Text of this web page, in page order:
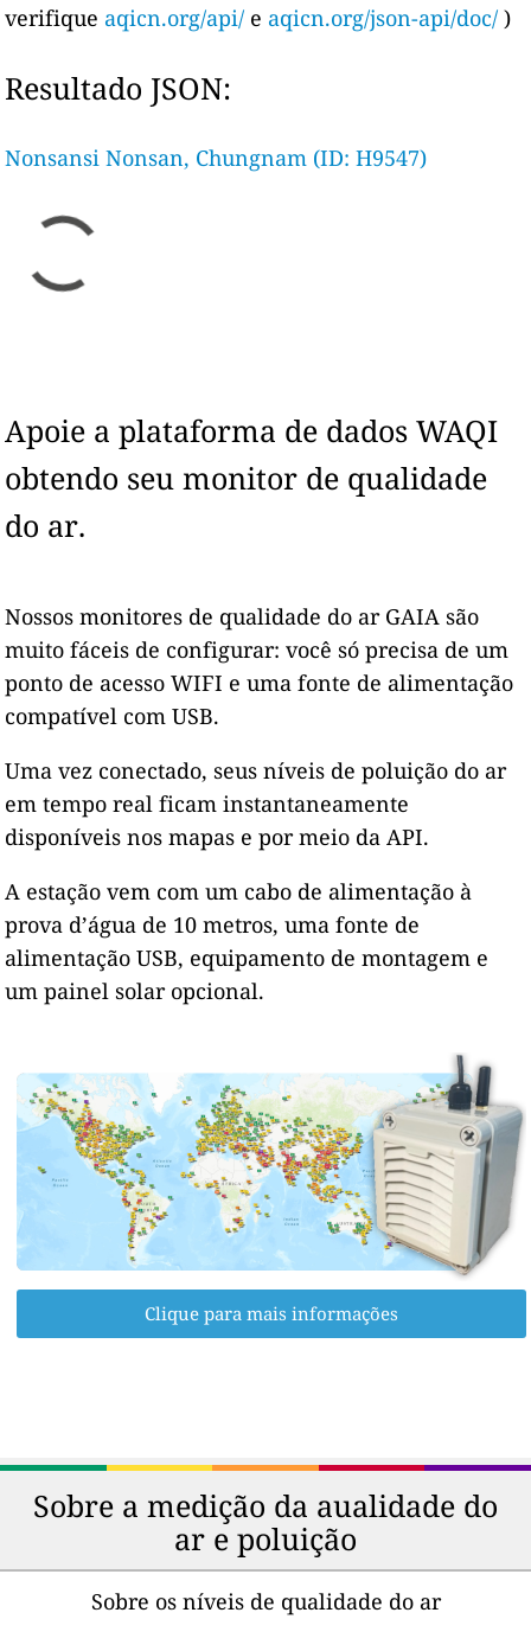
verifique aqicn.org/api/ e aqicn.org/json-api/doc/ )
Resultado JSON:
Nonsansi Nonsan, Chungnam (ID: H9547)
Apoie a plataforma de dados WAQI
obtendo seu monitor de qualidade
do ar.
Nossos monitores de qualidade do ar GAIA são
muito fáceis de configurar: você só precisa de um
ponto de acesso WIFI e uma fonte de alimentação
compatível com USB.
Uma vez conectado, seus níveis de poluição do ar
em tempo real ficam instantaneamente
disponíveis nos mapas e por meio da API.
A estação vem com um cabo de alimentação à
prova d’água de 10 metros, uma fonte de
alimentação USB, equipamento de montagem e
um painel solar opcional.
Clique para mais informações
Sobre a medição da aualidade do
ar e poluição
Sobre os níveis de qualidade do ar